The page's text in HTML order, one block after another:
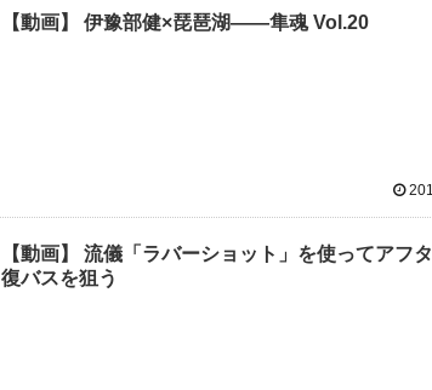
【動画】 伊豫部健×琵琶湖――隼魂 Vol.20
【動画】 流儀「ラバーショット」を使ってアフ
復バスを狙う